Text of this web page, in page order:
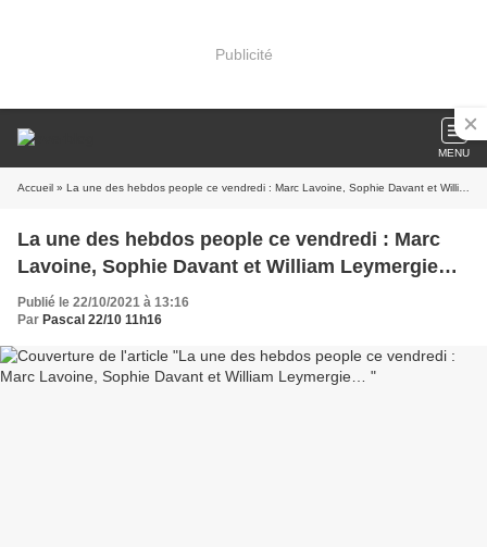
Publicité
MENU
Accueil » La une des hebdos people ce vendredi : Marc Lavoine, Sophie Davant et William Leymergie…
La une des hebdos people ce vendredi : Marc
Lavoine, Sophie Davant et William Leymergie…
Publié le 22/10/2021 à 13:16
Par Pascal 22/10 11h16